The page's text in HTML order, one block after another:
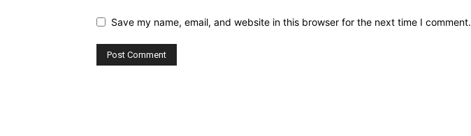
Save my name, email, and website in this browser for the next time I comment.